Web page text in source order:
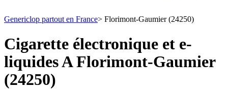
Genericlop partout en France> Florimont-Gaumier (24250)
Cigarette électronique et e-
liquides A Florimont-Gaumier
(24250)